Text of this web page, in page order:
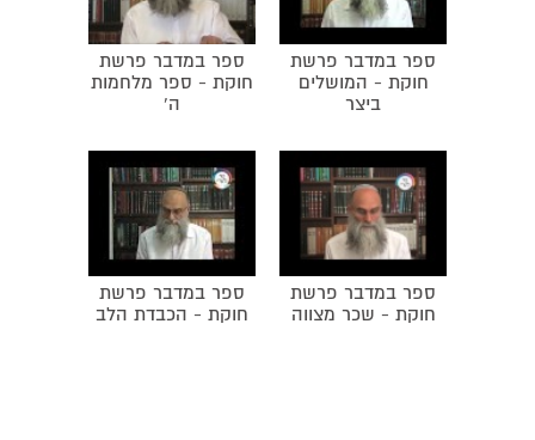
ספר במדבר פרשת
חוקת - המושלים
ביצר
ספר במדבר פרשת
חוקת - ספר מלחמות
ה'
ספר במדבר פרשת
חוקת - שכר מצווה
ספר במדבר פרשת
חוקת - הכבדת הלב